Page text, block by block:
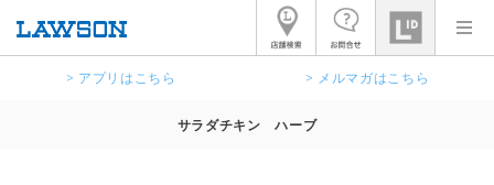
> アプリはこちら > メルマガはこちら
サラダチキン ハーブ